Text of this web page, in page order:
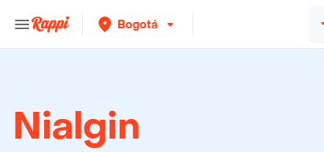
Bogotá
Nialgin